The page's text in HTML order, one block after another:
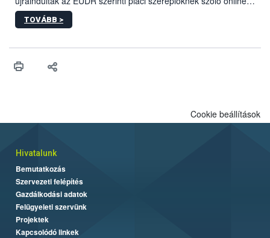
képzések.
TOVÁBB >
Cookie beállítások
Hivatalunk
Bemutatkozás
Szervezeti felépítés
Gazdálkodási adatok
Felügyeleti szervünk
Projektek
Kapcsolódó linkek